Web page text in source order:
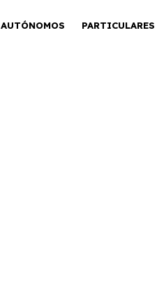
AUTÓNOMOS PARTICULARES